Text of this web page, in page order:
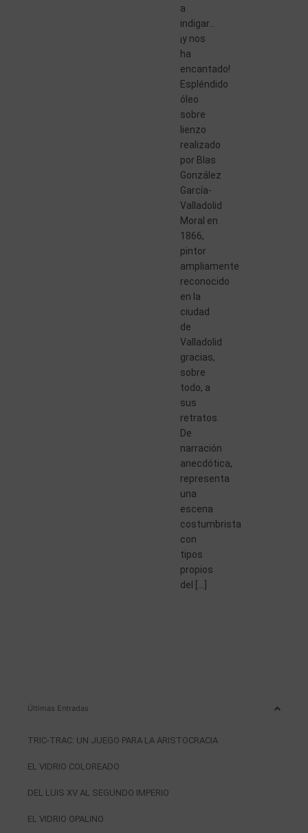
a
indigar…
¡y nos
ha
encantado!
Espléndido
óleo
sobre
lienzo
realizado
por Blas
González
García-
Valladolid
Moral en
1866,
pintor
ampliamente
reconocido
en la
ciudad
de
Valladolid
gracias,
sobre
todo, a
sus
retratos.
De
narración
anecdótica,
representa
una
escena
costumbrista
con
tipos
propios
del […]
Últimas Entradas
TRIC-TRAC: UN JUEGO PARA LA ARISTOCRACIA
EL VIDRIO COLOREADO
DEL LUIS XV AL SEGUNDO IMPERIO
EL VIDRIO OPALINO